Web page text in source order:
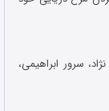
سرور ابراهیمی،